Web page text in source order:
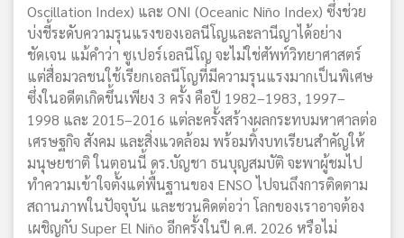
Oscillation Index) และ ONI (Oceanic Niño Index) ซึ่งช่วย
บ่งชี้ระดับความรุนแรงของเอลนีโญและลานีญาได้อย่าง
ชัดเจน แม้คำว่า ซูเปอร์เอลนีโญ จะไม่ใช่ศัพท์วิทยาศาสตร์
แต่สื่อมวลชนใช้เรียกเอลนีโญที่มีความรุนแรงมากเป็นพิเศษ
ซึ่งในอดีตเกิดขึ้นเพียง 3 ครั้ง คือปี 1982–1983, 1997–
1998 และ 2015–2016 แต่ละครั้งสร้างผลกระทบมหาศาลต่อ
เศรษฐกิจ สังคม และสิ่งแวดล้อม พร้อมทิ้งบทเรียนสำคัญให้
มนุษยชาติ ในตอนนี้ ดร.บัญชา ธนบุญสมบัติ จะพาผู้ชมไป
ทำความเข้าใจตั้งแต่พื้นฐานของ ENSO ไปจนถึงการติดตาม
สถานภาพในปัจจุบัน และชวนคิดต่อว่า โลกของเราอาจต้อง
เผชิญกับ Super El Niño อีกครั้งในปี ค.ศ. 2026 หรือไม่